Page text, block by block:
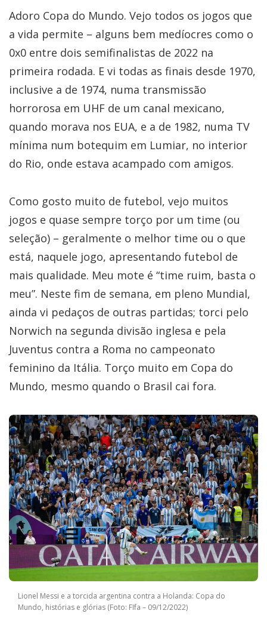
Adoro Copa do Mundo. Vejo todos os jogos que
a vida permite – alguns bem medíocres como o
0x0 entre dois semifinalistas de 2022 na
primeira rodada. E vi todas as finais desde 1970,
inclusive a de 1974, numa transmissão
horrorosa em UHF de um canal mexicano,
quando morava nos EUA, e a de 1982, numa TV
mínima num botequim em Lumiar, no interior
do Rio, onde estava acampado com amigos.
Como gosto muito de futebol, vejo muitos
jogos e quase sempre torço por um time (ou
seleção) – geralmente o melhor time ou o que
está, naquele jogo, apresentando futebol de
mais qualidade. Meu mote é “time ruim, basta o
meu”. Neste fim de semana, em pleno Mundial,
ainda vi pedaços de outras partidas; torci pelo
Norwich na segunda divisão inglesa e pela
Juventus contra a Roma no campeonato
feminino da Itália. Torço muito em Copa do
Mundo, mesmo quando o Brasil cai fora.
Lionel Messi e a torcida argentina contra a Holanda: Copa do
Mundo, histórias e glórias (Foto: FIfa – 09/12/2022)